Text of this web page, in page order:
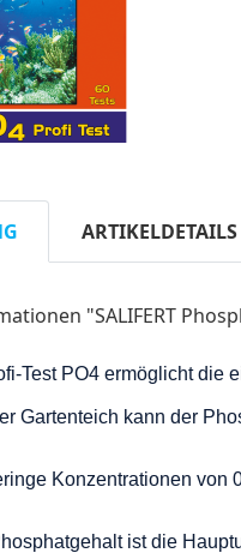
ARTIKELDETAILS
"SALIFERT
Test PO4 ermöglicht die
Gartenteich kann der
Konzentrationen von
ist die